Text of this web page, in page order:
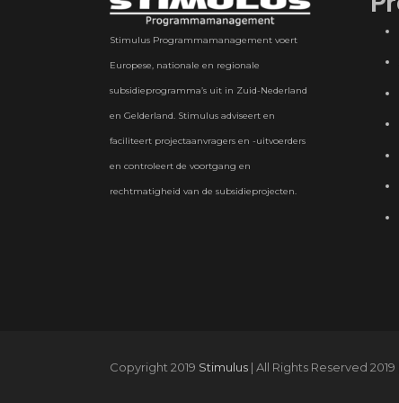
Stimulus Programmamanagement voert
Europese, nationale en regionale
subsidieprogramma’s uit in Zuid-Nederland
en Gelderland. Stimulus adviseert en
faciliteert projectaanvragers en -uitvoerders
en controleert de voortgang en
rechtmatigheid van de subsidieprojecten.
Copyright 2019 Stimulus | All Rights Reserved